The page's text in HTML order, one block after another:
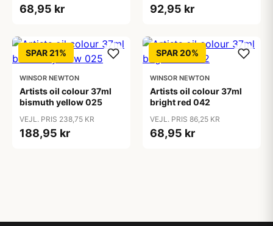
68,95 kr 92,95 kr
SPAR 21%
WINSOR NEWTON
Artists oil colour 37ml
bismuth yellow 025
VEJL. PRIS 238,75 KR
188,95 kr
SPAR 20%
WINSOR NEWTON
Artists oil colour 37ml
bright red 042
VEJL. PRIS 86,25 KR
68,95 kr